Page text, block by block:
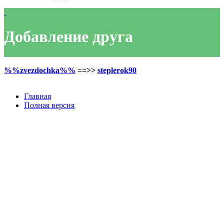
Добавление друга
%%zvezdochka%% ==>> steplerok90
Главная
Полная версия